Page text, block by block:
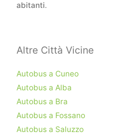
abitanti.
Altre Città Vicine
Autobus a Cuneo
Autobus a Alba
Autobus a Bra
Autobus a Fossano
Autobus a Saluzzo